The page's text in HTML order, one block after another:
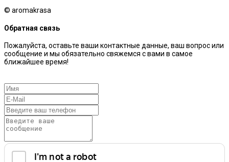
© aromakrasa
Обратная связь
Пожалуйста, оставьте ваши контактные данные, ваш вопрос или
сообщение и мы обязательно свяжемся с вами в самое
ближайшее время!